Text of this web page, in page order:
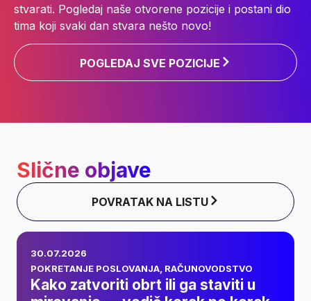
stvarati. Pogledaj naše otvorene pozicije i postani dio
tima koji svaki dan stvara nešto novo!
POGLEDAJ SVE POZICIJE
Slične objave
POVRATAK NA LISTU
Kako zatvoriti obrt ili
ga staviti u
30.07.2026
POKRETANJE POSLOVANJA, RAČUNOVODSTVO
Kako zatvoriti obrt ili ga staviti u